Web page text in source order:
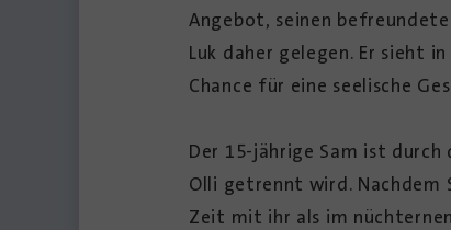
Angebot, seinen
Luk daher gelegen. Er sieht
Chance für eine seelische
Der 15-jährige Sam ist durch
Olli getrennt wird. Nachdem
Zeit mit ihr als im